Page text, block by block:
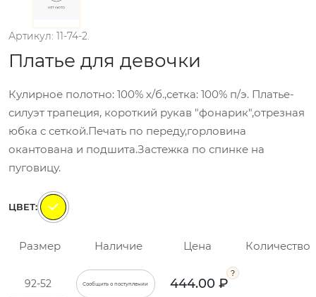
Артикул: 11-74-2.
Платье для девочки
Кулирное полотно: 100% х/б.,сетка: 100% п/э. Платье-
силуэт трапеция, короткий рукав "фонарик",отрезная
юбка с сеткой.Печать по переду,горловина
окантована и подшита.Застежка по спинке на
пуговицу.
ЦВЕТ:
Размер Наличие Цена Количество
92-52 Сообщить о поступлении 444.00 ₽